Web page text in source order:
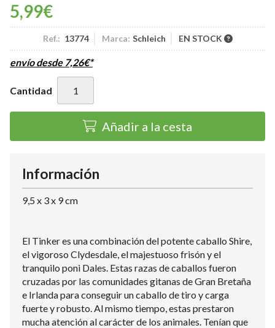
5,99€
Ref.: 13774 Marca: Schleich EN STOCK
envío desde 7,26€*
Cantidad
Añadir a la cesta
Información
9,5 x 3 x 9 cm
El Tinker es una combinación del potente caballo Shire,
el vigoroso Clydesdale, el majestuoso frisón y el
tranquilo poni Dales. Estas razas de caballos fueron
cruzadas por las comunidades gitanas de Gran Bretaña
e Irlanda para conseguir un caballo de tiro y carga
fuerte y robusto. Al mismo tiempo, estas prestaron
mucha atención al carácter de los animales. Tenían que